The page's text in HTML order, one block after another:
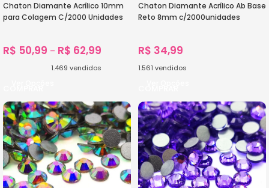
Chaton Diamante Acrílico 10mm
para Colagem C/2000 Unidades
R$ 50,99 – R$ 62,99
1.469 vendidos
Chaton Diamante Acrílico Ab Base
Reto 8mm c/2000unidades
R$ 34,99
1.561 vendidos